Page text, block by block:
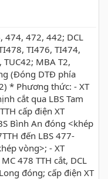
474, 472, 442; DCL
TI476, TI474,
TUC42; MBA T2,
(Đóng DTĐ phía
* Phương thức: - XT
cắt qua LBS Tam
cấp điện XT
Bình An đóng <khép
đến LBS 477-
vòng>; - XT
478 TTH cắt, DCL
đóng; cấp điện XT